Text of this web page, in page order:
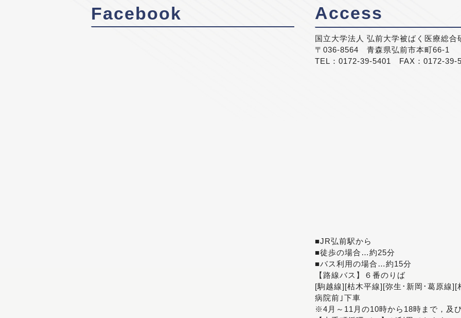
Facebook Access
国立大学法人 弘前大学被ばく医療総合
〒036-8564 青森県弘前市本町66-1
TEL：0172-39-5401 FAX：0172-39-
■JR弘前駅から
■徒歩の場合…約25分
■バス利用の場合…約15分
【路線バス】６番のりば
[駒越線][枯木平線][弥生･新岡･葛原線
病院前｣下車
※4月～11月の10時から18時まで，及